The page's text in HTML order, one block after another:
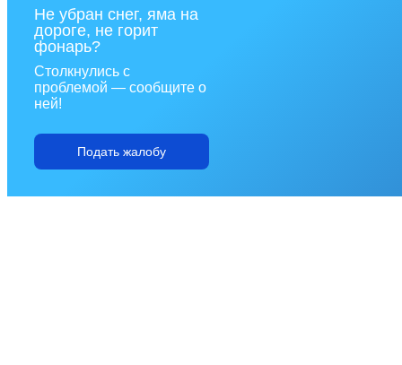
Не убран снег, яма на
дороге, не горит
фонарь?
Столкнулись с
проблемой — сообщите о
ней!
Подать жалобу